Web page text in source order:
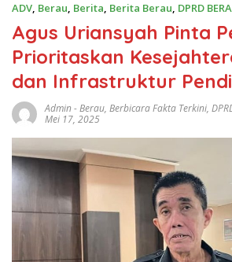
ADV, Berau, Berita, Berita Berau, DPRD
Agus Uriansyah Pinta
Prioritaskan
dan Infrastruktur
Admin-Berau, Berbicara Fakta Terkini,
Mei 17, 2025